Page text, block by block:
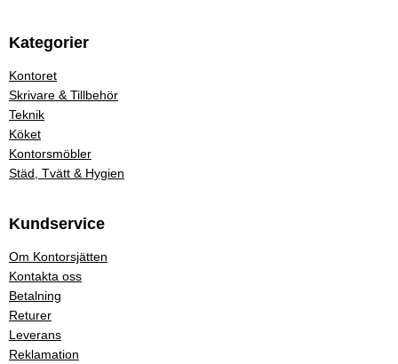
Kategorier
Kontoret
Skrivare & Tillbehör
Teknik
Köket
Kontorsmöbler
Städ, Tvätt & Hygien
Kundservice
Om Kontorsjätten
Kontakta oss
Betalning
Returer
Leverans
Reklamation